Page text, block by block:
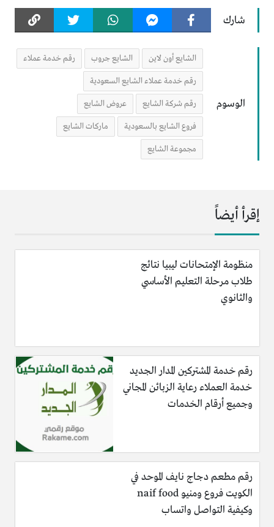
شارك
الوسوم
الشايع أون لاين الشايع جروب رقم خدمة عملاء
رقم خدمة عملاء الشايع السعودية
رقم شركة الشايع عروض الشايع
فروع الشايع بالسعودية ماركات الشايع
مجموعة الشايع
إقرأ أيضاً
منظومة الإمتحانات ليبيا نتائج
طلاب مرحلة التعليم الأساسي
والثانوي
رقم خدمة المشتركين المدار الجديد
خدمة العملاء رعاية الزبائن المجاني
وجميع أرقام الخدمات
رقم مطعم دجاج نايف الموحد في
الكويت فروع ومنيو naif food
وكيفية التواصل واتساب